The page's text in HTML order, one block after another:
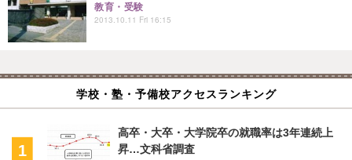
教育・受験
2013.10.11 Fri 16:15
学校・塾・予備校アクセスランキング
高卒・大卒・大学院卒の就職率は3年連続上
昇…文科省調査